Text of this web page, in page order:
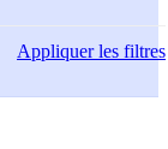
Appliquerles filtres